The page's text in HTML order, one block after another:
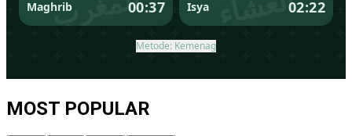
MOST POPULAR